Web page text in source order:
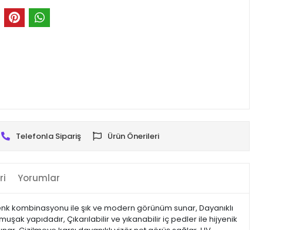
Telefonla Sipariş Ürün Önerileri
Yorumlar
kombinasyonu ile şık ve modern görünüm sunar, Dayanıklı
yapıdadır, Çıkarılabilir ve yıkanabilir iç pedler ile hijyenik